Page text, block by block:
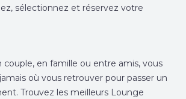
sélectionnez et réservez votre
couple, en famille ou entre amis, vous
où vous retrouver pour passer un
Trouvez les meilleurs Lounge